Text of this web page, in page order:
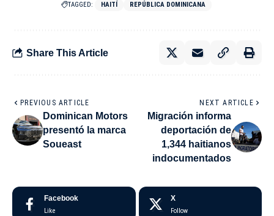
TAGGED: HAITÍ REPÚBLICA DOMINICANA
Share This Article
PREVIOUS ARTICLE
Dominican Motors
presentó la marca
Soueast
NEXT ARTICLE
Migración informa
deportación de
1,344 haitianos
indocumentados
Facebook
Like
X
Follow